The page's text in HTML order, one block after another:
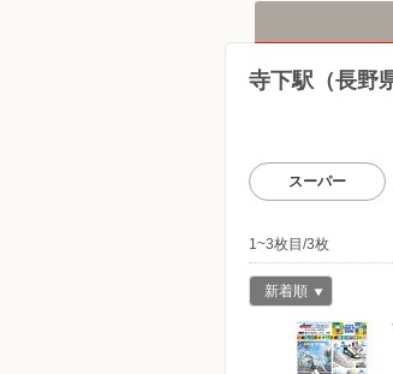
寺下駅（長野
スーパー
1~3枚目/3枚
新着順